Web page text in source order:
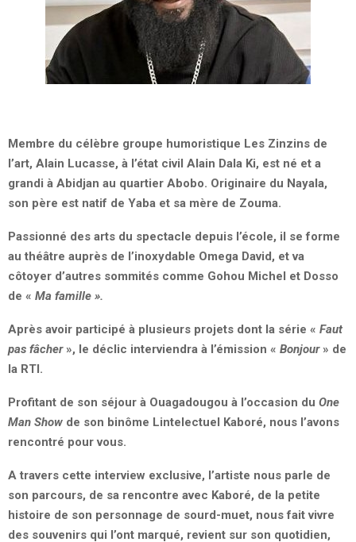
Membre du célèbre groupe humoristique Les Zinzins de
l’art, Alain Lucasse, à l’état civil Alain Dala Ki, est né et a
grandi à Abidjan au quartier Abobo. Originaire du Nayala,
son père est natif de Yaba et sa mère de Zouma.
Passionné des arts du spectacle depuis l’école, il se forme
au théâtre auprès de l’inoxydable Omega David, et va
côtoyer d’autres sommités comme Gohou Michel et Dosso
de « Ma famille ».
Après avoir participé à plusieurs projets dont la série « Faut
pas fâcher », le déclic interviendra à l’émission « Bonjour » de
la RTI.
Profitant de son séjour à Ouagadougou à l’occasion du One
Man Show de son binôme Lintelectuel Kaboré, nous l’avons
rencontré pour vous.
A travers cette interview exclusive, l’artiste nous parle de
son parcours, de sa rencontre avec Kaboré, de la petite
histoire de son personnage de sourd-muet, nous fait vivre
des souvenirs qui l’ont marqué, revient sur son quotidien,